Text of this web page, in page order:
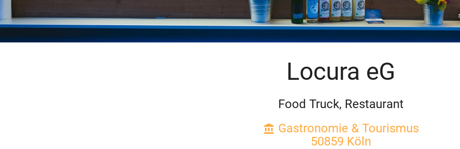
Locura eG
Food Truck, Restaurant
account_balance Gastronomie & Tourismus
50859 Köln